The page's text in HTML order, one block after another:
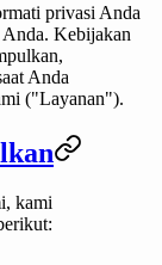
privasi Anda
Kebijakan
Anda
("Layanan").
kami